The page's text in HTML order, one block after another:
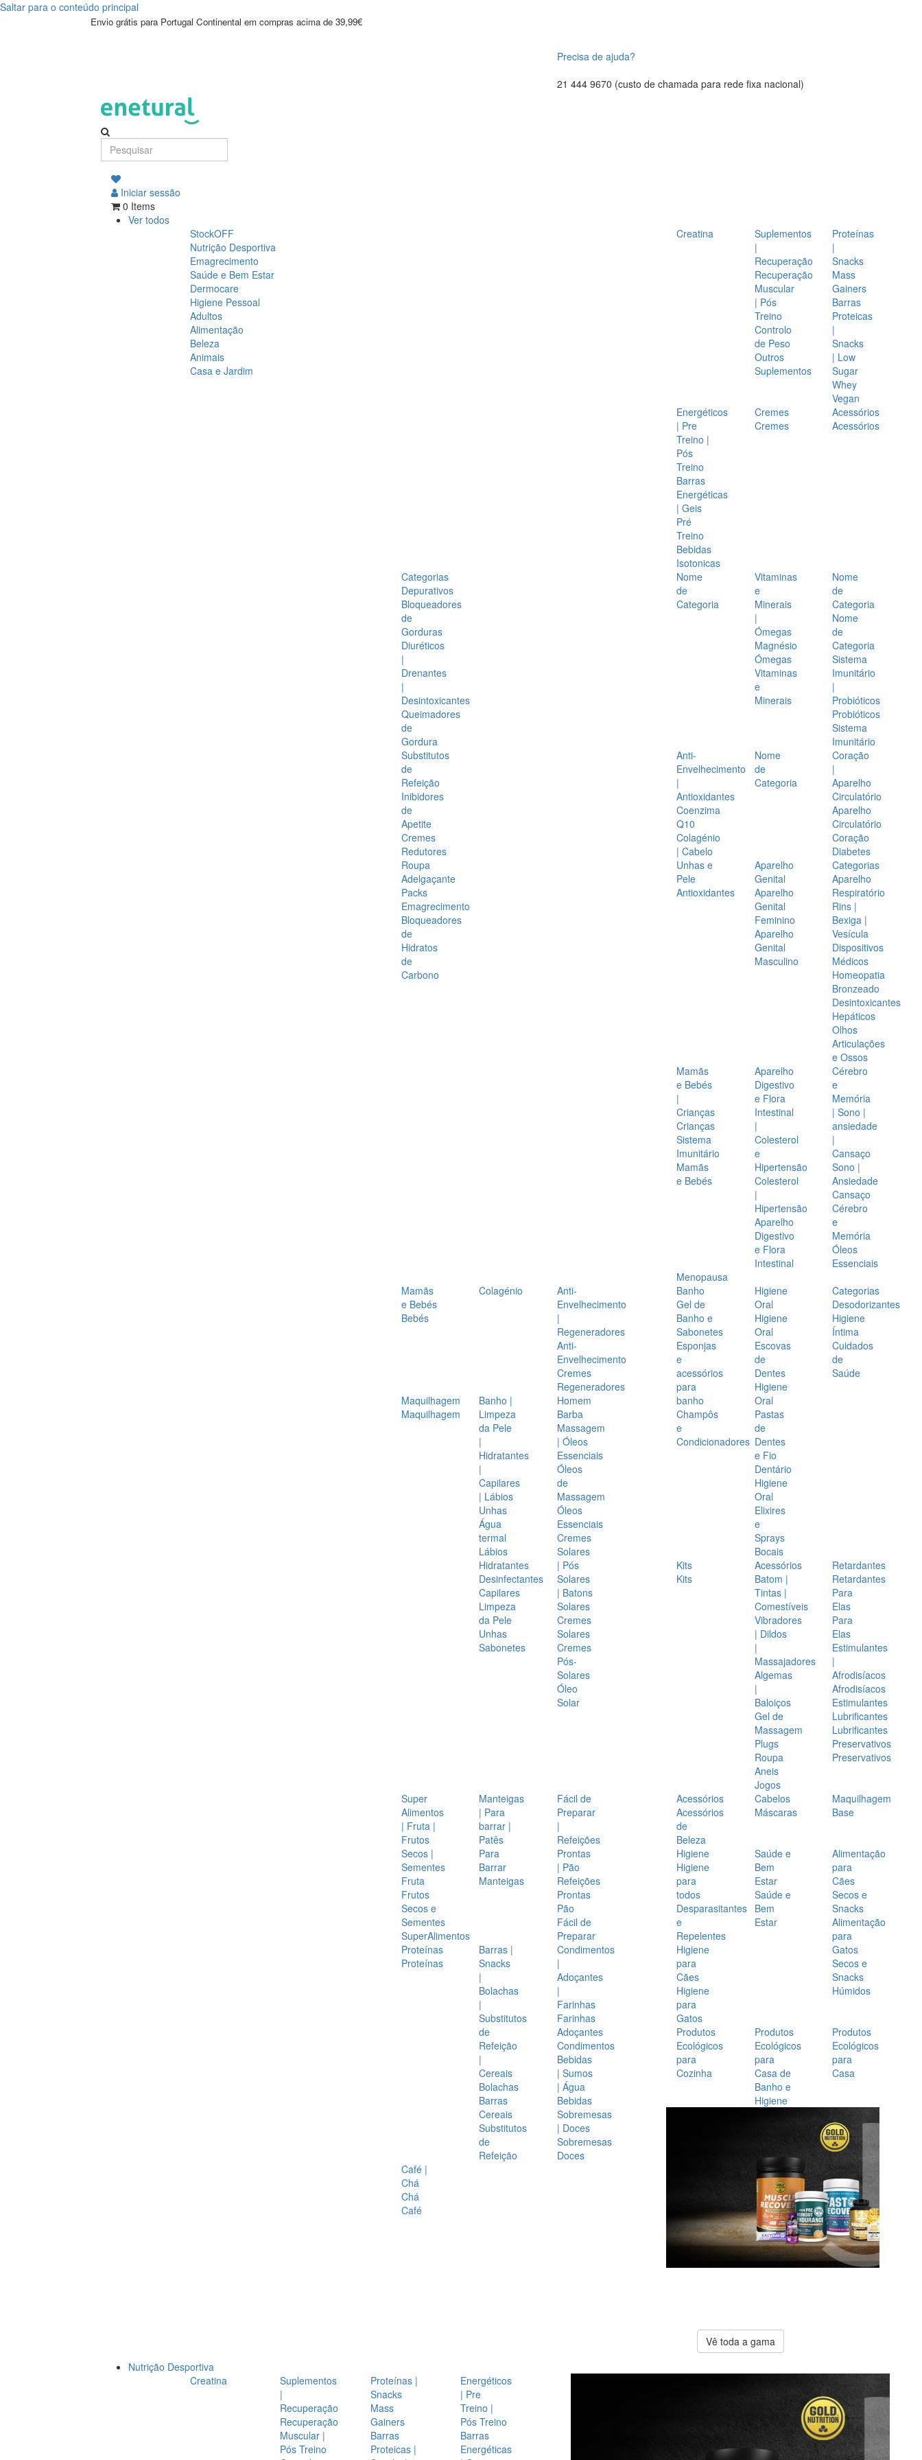
Saltar para o conteúdo principal
Envio grátis para Portugal Continental em compras acima de 39,99€
Precisa de ajuda?
21 444 9670 (custo de chamada para rede fixa nacional)
Iniciar sessão
0 Items
Ver todos
StockOFF
Nutrição Desportiva
Emagrecimento
Saúde e Bem Estar
Dermocare
Higiene Pessoal
Adultos
Alimentação
Beleza
Animais
Casa e Jardim
Creatina
Suplementos
|
Recuperação
Recuperação
Muscular
| Pós
Treino
Controlo
de Peso
Outros
Suplementos
Proteínas
|
Snacks
Mass
Gainers
Barras
Proteicas
|
Snacks
| Low
Sugar
Whey
Vegan
Energéticos
| Pre
Treino |
Pós
Treino
Barras
Energéticas
| Geis
Pré
Treino
Bebidas
Isotonicas
Cremes
Cremes
Acessórios
Acessórios
Categorias
Depurativos
Bloqueadores
de
Gorduras
Diuréticos
|
Drenantes
|
Desintoxicantes
Queimadores
de
Gordura
Substitutos
de
Refeição
Inibidores
de
Apetite
Cremes
Redutores
Roupa
Adelgaçante
Packs
Emagrecimento
Bloqueadores
de
Hidratos
de
Carbono
Nome
de
Categoria
Vitaminas
e
Minerais
|
Ómegas
Magnésio
Ómegas
Vitaminas
e
Minerais
Nome
de
Categoria
Nome
de
Categoria
Sistema
Imunitário
|
Probióticos
Probióticos
Sistema
Imunitário
Anti-
Envelhecimento
|
Antioxidantes
Coenzima
Q10
Colagénio
| Cabelo
Unhas e
Pele
Antioxidantes
Nome
de
Categoria
Coração
|
Aparelho
Circulatório
Aparelho
Circulatório
Coração
Diabetes
Aparelho
Genital
Aparelho
Genital
Feminino
Aparelho
Genital
Masculino
Categorias
Aparelho
Respiratório
Rins |
Bexiga |
Vesícula
Dispositivos
Médicos
Homeopatia
Bronzeado
Desintoxicantes
Hepáticos
Olhos
Articulações
e Ossos
Mamãs
e Bebés
|
Crianças
Crianças
Sistema
Imunitário
Mamãs
e Bebés
Aparelho
Digestivo
e Flora
Intestinal
|
Colesterol
e
Hipertensão
Colesterol
|
Hipertensão
Aparelho
Digestivo
e Flora
Intestinal
Cérebro
e
Memória
| Sono |
ansiedade
|
Cansaço
Sono |
Ansiedade
Cansaço
Cérebro
e
Memória
Óleos
Essenciais
Menopausa
Mamãs
e Bebés
Bebés
Colagénio
Anti-
Envelhecimento
|
Regeneradores
Anti-
Envelhecimento
Cremes
Regeneradores
Maquilhagem
Maquilhagem
Banho |
Limpeza
da Pele
|
Hidratantes
|
Capilares
| Lábios
Unhas
Água
termal
Lábios
Hidratantes
Desinfectantes
Capilares
Limpeza
da Pele
Unhas
Sabonetes
Homem
Barba
Massagem
| Óleos
Essenciais
Óleos
de
Massagem
Óleos
Essenciais
Cremes
Solares
| Pós
Solares
| Batons
Solares
Cremes
Solares
Cremes
Pós-
Solares
Óleo
Solar
Banho
Gel de
Banho e
Sabonetes
Esponjas
e
acessórios
para
banho
Champôs
e
Condicionadores
Higiene
Oral
Higiene
Oral
Escovas
de
Dentes
Higiene
Oral
Pastas
de
Dentes
e Fio
Dentário
Higiene
Oral
Elixires
e
Sprays
Bocais
Categorias
Desodorizantes
Higiene
Íntima
Cuidados
de
Saúde
Kits
Kits
Acessórios
Batom |
Tintas |
Comestíveis
Vibradores
| Dildos
|
Massajadores
Algemas
|
Baloiços
Gel de
Massagem
Plugs
Roupa
Aneis
Jogos
Retardantes
Retardantes
Para
Elas
Para
Elas
Estimulantes
|
Afrodisíacos
Afrodisíacos
Estimulantes
Lubrificantes
Lubrificantes
Preservativos
Preservativos
Super
Alimentos
| Fruta |
Frutos
Secos |
Sementes
Fruta
Frutos
Secos e
Sementes
SuperAlimentos
Manteigas
| Para
barrar |
Patês
Para
Barrar
Manteigas
Fácil de
Preparar
|
Refeições
Prontas
| Pão
Refeições
Prontas
Pão
Fácil de
Preparar
Proteínas
Proteínas
Barras |
Snacks
|
Bolachas
|
Substitutos
de
Refeição
|
Cereais
Bolachas
Barras
Cereais
Substitutos
de
Refeição
Condimentos
|
Adoçantes
|
Farinhas
Farinhas
Adoçantes
Condimentos
Bebidas
| Sumos
| Água
Bebidas
Sobremesas
| Doces
Sobremesas
Doces
Café |
Chá
Chá
Café
Acessórios
Acessórios
de
Beleza
Cabelos
Máscaras
Maquilhagem
Base
Higiene
Higiene
para
todos
Desparasitantes
e
Repelentes
Higiene
para
Cães
Higiene
para
Gatos
Saúde e
Bem
Estar
Saúde e
Bem
Estar
Alimentação
para
Cães
Secos e
Snacks
Alimentação
para
Gatos
Secos e
Snacks
Húmidos
Produtos
Ecológicos
para
Cozinha
Produtos
Ecológicos
para
Casa de
Banho e
Higiene
Produtos
Ecológicos
para
Casa
Vê toda a gama
Nutrição Desportiva
Creatina
Suplementos
|
Recuperação
Recuperação
Muscular |
Pós Treino
Proteínas |
Snacks
Mass
Gainers
Barras
Proteicas |
Energéticos
| Pre
Treino |
Pós Treino
Barras
Energéticas